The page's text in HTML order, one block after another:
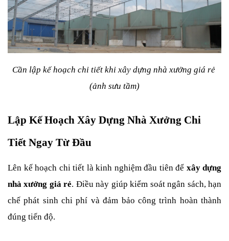
Cần lập kế hoạch chi tiết khi xây dựng nhà xưởng giá rẻ
(ảnh sưu tầm)
Lập Kế Hoạch Xây Dựng Nhà Xưởng Chi
Tiết Ngay Từ Đầu
Lên kế hoạch chi tiết là kinh nghiệm đầu tiên để xây dựng
nhà xưởng giá rẻ. Điều này giúp kiểm soát ngân sách, hạn
chế phát sinh chi phí và đảm bảo công trình hoàn thành
đúng tiến độ.